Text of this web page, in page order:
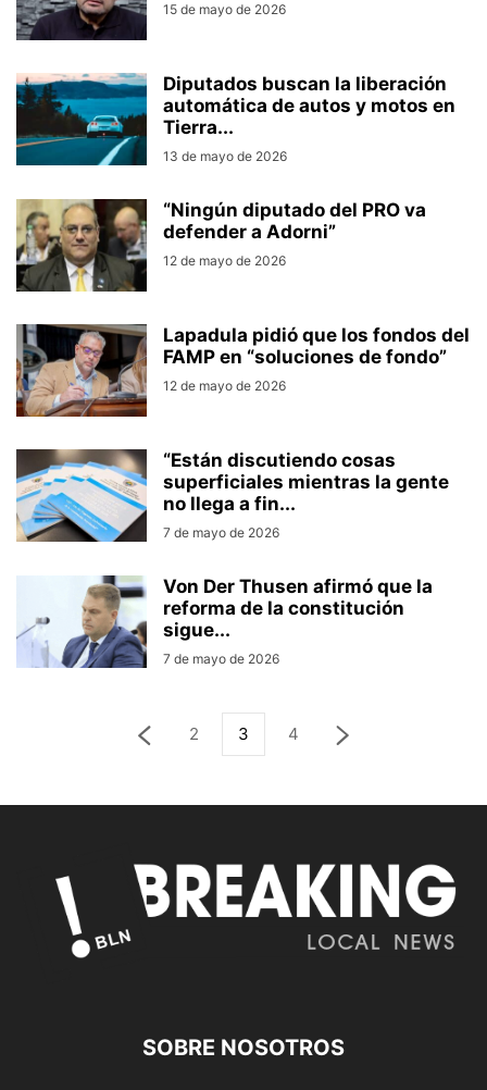
15 de mayo de 2026
Diputados buscan la liberación
automática de autos y motos en
Tierra...
13 de mayo de 2026
“Ningún diputado del PRO va
defender a Adorni”
12 de mayo de 2026
Lapadula pidió que los fondos del
FAMP en “soluciones de fondo”
12 de mayo de 2026
“Están discutiendo cosas
superficiales mientras la gente
no llega a fin...
7 de mayo de 2026
Von Der Thusen afirmó que la
reforma de la constitución
sigue...
7 de mayo de 2026
2 3 4
SOBRE NOSOTROS